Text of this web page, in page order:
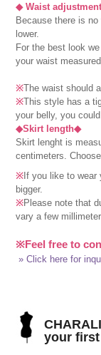
◆ Waist
Because there is
lower.
For the best look
your waist
※The waist should
※This style has a
your belly, you
◆Skirt length◆
Skirt lenght is
centimeters.
※If you like to wear
bigger.
※Please note that
vary a few
※Feel free to
» Click here for
your